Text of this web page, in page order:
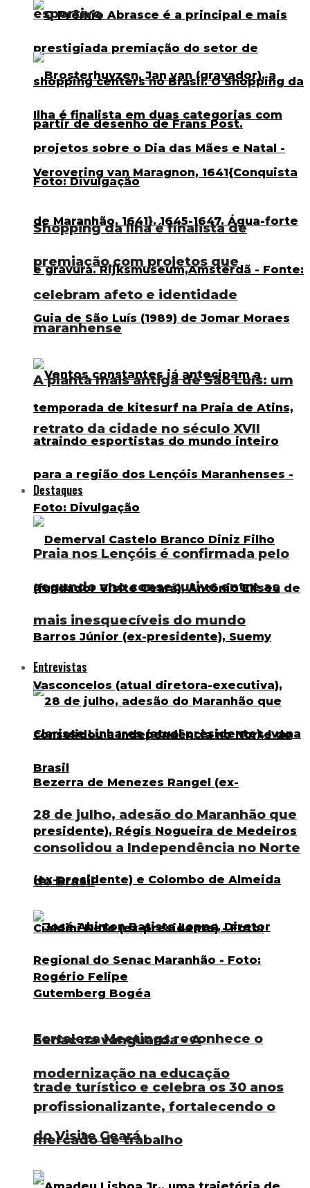
Shopping da Ilha é finalista de
premiação com projetos que
celebram afeto e identidade
maranhense
Praia nos Lençóis é confirmada pelo
segundo ano consecutivo entre as
mais inesquecíveis do mundo
Entrevistas
28 de julho, adesão do Maranhão que
consolidou a Independência no Norte
do Brasil
Senac na vanguarda – A
modernização na educação
profissionalizante, fortalecendo o
mercado de trabalho
esportivo
A planta mais antiga de São Luís: um
retrato da cidade no século XVII
Destaques
Fortaleza Meetings reconhece o
trade turístico e celebra os 30 anos
do Visite Ceará